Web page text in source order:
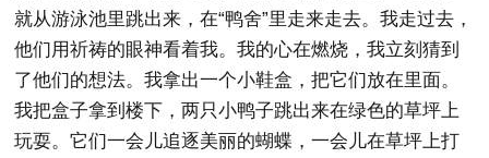
就从游泳池里跳出来，在“鸭舍”里走来走去。我走过去，
他们用祈祷的眼神看着我。我的心在燃烧，我立刻猜到
了他们的想法。我拿出一个小鞋盒，把它们放在里面。
我把盒子拿到楼下，两只小鸭子跳出来在绿色的草坪上
玩耍。它们一会儿追逐美丽的蝴蝶，一会儿在草坪上打